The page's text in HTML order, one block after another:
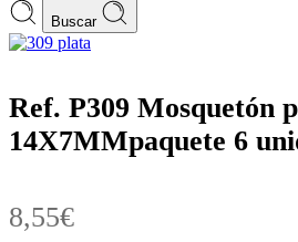
Buscar
Ref. P309 Mosquetón
14X7MMpaquete 6
8,55€